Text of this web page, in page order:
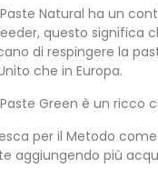
Natural ha un
questo significa
di respingere la
che in Europa.
Green è un
per il Metodo
aggiungendo più